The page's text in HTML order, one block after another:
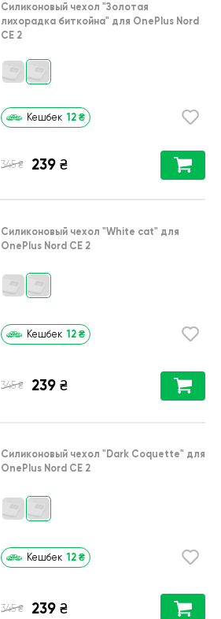
Силиконовый чехол "Золотая
лихорадка биткойна" для OnePlus Nord
CE 2
Кешбек 12 ₴
345 ₴ 239 ₴
Силиконовый чехол "White cat" для
OnePlus Nord CE 2
Кешбек 12 ₴
345 ₴ 239 ₴
Силиконовый чехол "Dark Coquette" для
OnePlus Nord CE 2
Кешбек 12 ₴
345 ₴ 239 ₴